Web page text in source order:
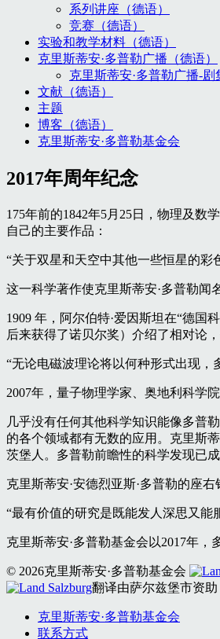
系列讲座（德语）
竞赛（德语）
实验和教学材料（德语）
克里斯蒂安·多普勒广播（德语）
克里斯蒂安·多普勒广播-剧
文献（德语）
主题
博客（德语）
克里斯蒂安·多普勒基金会
2017年周年纪念
175年前的1842年5月25日，物理及数
自己的主要作品：
“关于双星和天空中其他一些恒星的彩
这一科学著作使克里斯蒂安·多普勒闻
1909 年，阿尔伯特·爱因斯坦在“德国
后来获得了诺贝尔奖）介绍了相对论
“无论电磁波理论将以何种形式出现
2007年，量子物理学家、奥地利科学
几乎没有任何其他科学知识能像多普
的各个领域都有无数的应用。克里斯蒂
茨堡人。多普勒前瞻性的科学发现已
克里斯蒂安·安德烈亚斯·多普勒的座右
“最有价值的研究是既能发人深思又能
克里斯蒂安·多普勒基金会以2017年，
© 2026克里斯蒂安·多普勒基金会
翻译由萨尔兹堡市资助
克里斯蒂安·多普勒基金会
联系方式